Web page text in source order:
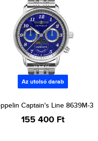
Az utolsó darab
Captain's Line 8639M-3
155 400 Ft